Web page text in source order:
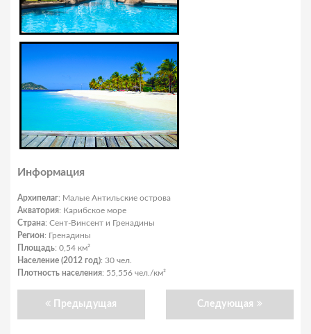
Информация
Архипелаг: Малые Антильские острова
Акватория: Карибское море
Страна: Сент-Винсент и Гренадины
Регион: Гренадины
Площадь: 0,54 км²
Население (2012 год): 30 чел.
Плотность населения: 55,556 чел./км²
Предыдущая Следующая